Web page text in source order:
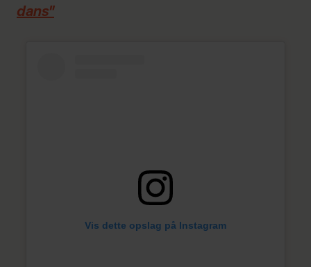
dans"
Vis dette opslag på Instagram